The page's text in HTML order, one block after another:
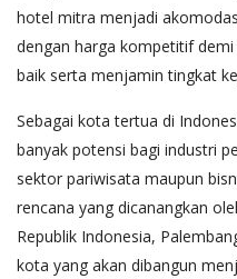
hotel mitra menjadi
dengan harga kompetitif
baik serta menjamin tingkat
Sebagai kota tertua di
banyak potensi bagi industri
sektor pariwisata maupun
rencana yang dicanangkan
Republik Indonesia,
kota yang akan dibangun